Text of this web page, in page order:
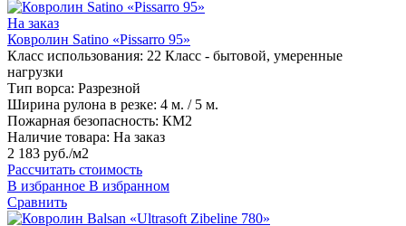
На заказ
Ковролин Satino «Pissarro 95»
Класс использования: 22 Класс - бытовой, умеренные
нагрузки
Тип ворса: Разрезной
Ширина рулона в резке: 4 м. / 5 м.
Пожарная безопасность: КМ2
Наличие товара: На заказ
2 183 руб./м2
Рассчитать стоимость
В избранное В избранном
Сравнить